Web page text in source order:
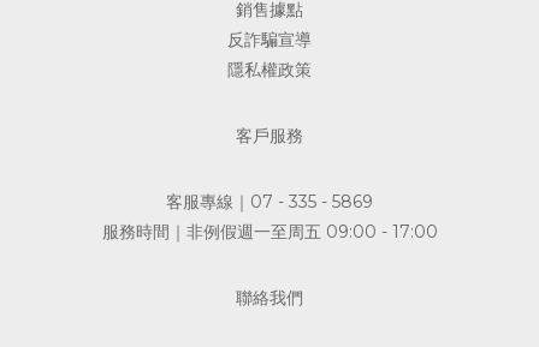
銷售據點
反詐騙宣導
隱私權政策
客戶服務
客服專線｜07 - 335 - 5869
服務時間｜非例假週一至周五 09:00 - 17:00
聯絡我們